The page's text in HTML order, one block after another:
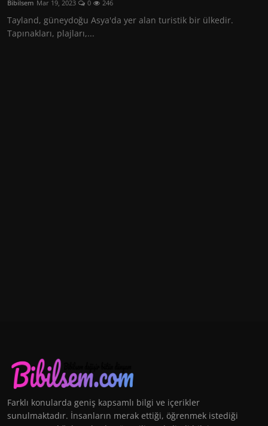
İletişim
Bibilsem Mar 19, 2023 0 246
Tayland, güneydoğu Asya'da yer alan turistik bir ülkedir.
Tapınakları, plajları,...
Farklı konularda geniş kapsamlı bilgi ve içerikler
sunulmaktadır. İnsanların merak ettiği, öğrenmek istediği